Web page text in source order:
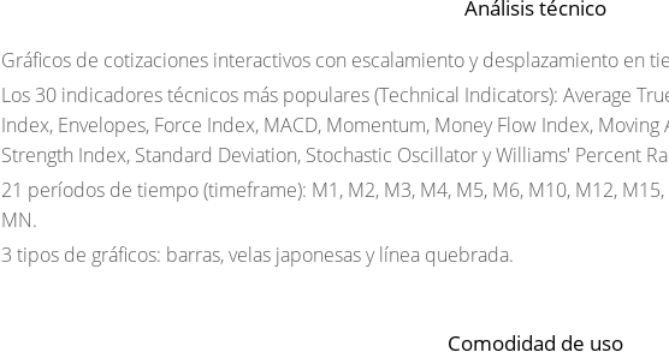
Análisis técnico
Gráficos de cotizaciones interactivos con escalamiento y desplazamiento en
Los 30 indicadores técnicos más populares (Technical Indicators): Average
Index, Envelopes, Force Index, MACD, Momentum, Money Flow Index,
Strength Index, Standard Deviation, Stochastic Oscillator y Williams' Percent
21 períodos de tiempo (timeframe): M1, M2, M3, M4, M5, M6, M10, M12,
MN.
3 tipos de gráficos: barras, velas japonesas y línea quebrada.
Comodidad de uso